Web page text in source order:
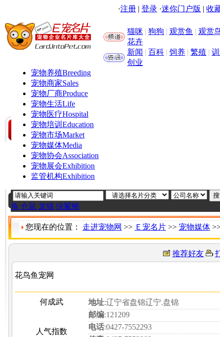
·注册 | 登录 ·迷你门户版 | 收
猫咪 | 狗狗 | 观赏鱼 | 观赏
花卉
新闻 | 百科 | 饲养 | 繁殖 |
创业
宠物养殖Breeding
宠物商家Sales
宠物厂商Produce
宠物生活Life
宠物医疗Hospital
宠物培训 Education
宠物市场Market
宠物媒体Media
宠物协会Association
宠物展会Exhibition
监管机构Exhibition
龟 仓鼠 龙猫 绿鬣蜥
您现在的位置： 走进宠物网 >> Ｅ宠名片 >> 宠物媒体
推荐好友
花鸟鱼宠网
何成武
人气指数
地址:辽宁省盘锦辽宁.盘锦
邮编:121209
电话:0427-7552293